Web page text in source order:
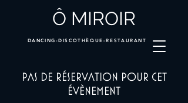
Ô MIROIR
DANCING-DISCOTHÈQUE-RESTAURANT
Pas de réservation pour cet
évènement